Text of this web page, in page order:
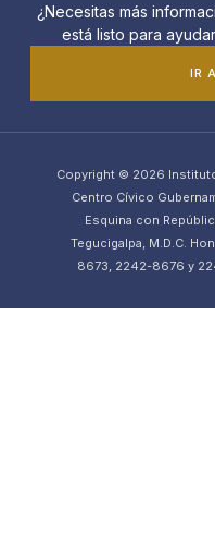
¿Necesitas más
está listo para
IR
Copyright © 2026
Centro Cívico
Esquina con
Tegucigalpa, M.D.C.
8673, 2242-8676 y